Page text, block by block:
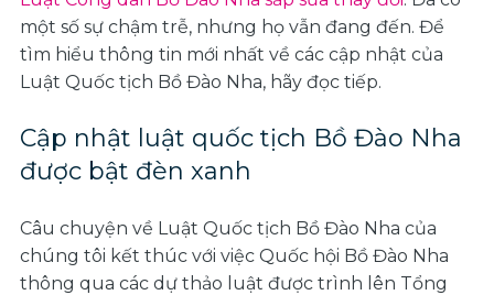
một số sự chậm trễ, nhưng họ vẫn đang đến. Để
tìm hiểu thông tin mới nhất về các cập nhật của
Luật Quốc tịch Bồ Đào Nha, hãy đọc tiếp.
Cập nhật luật quốc tịch Bồ Đào Nha
được bật đèn xanh
Câu chuyện về Luật Quốc tịch Bồ Đào Nha của
chúng tôi kết thúc với việc Quốc hội Bồ Đào Nha
thông qua các dự thảo luật được trình lên Tổng